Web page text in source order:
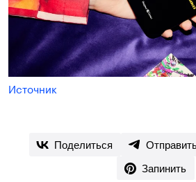
Источник
Поделиться
Запинить